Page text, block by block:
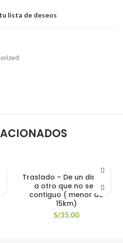
lista de deseos
Traslado – De un distrito
a otro que no sea
contiguo ( menor de
15km)
S/35.00